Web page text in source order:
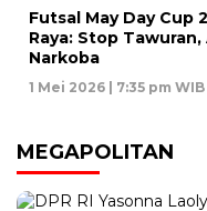
Futsal May Day Cup
Raya: Stop
Narkoba
1 Mei 2026 | 7:35 pm WIB
MEGAPOLITAN